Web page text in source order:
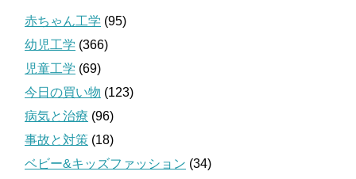
赤ちゃん工学 (95)
幼児工学 (366)
児童工学 (69)
今日の買い物 (123)
病気と治療 (96)
事故と対策 (18)
ベビー&キッズファッション (34)